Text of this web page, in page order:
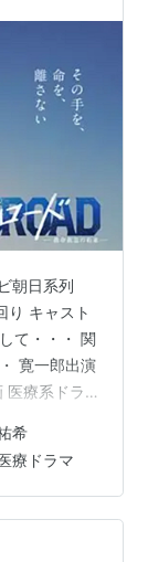
朝日系列
り キャスト
て・・・ 関
寛一郎出演
医療系ドラ
設定に惹
率直な感想
るのが辛
助けたい」
助ける」
希
療ドラマ